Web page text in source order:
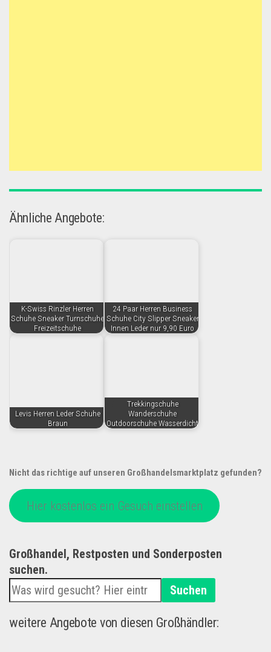
Ähnliche Angebote:
K-Swiss Rinzler Herren
Schuhe Sneaker Turnschuhe
Freizeitschuhe
24 Paar Herren Business
Schuhe City Slipper Sneaker
Innen Leder nur 9,90 Euro
Levis Herren Leder Schuhe
Braun
Trekkingschuhe
Wanderschuhe
Outdoorschuhe Wasserdicht
Nicht das richtige auf unseren Großhandelsmarktplatz gefunden?
Hier kostenlos ein Gesuch einstellen
Großhandel, Restposten und Sonderposten
suchen.
Suchen
weitere Angebote von diesen Großhändler: